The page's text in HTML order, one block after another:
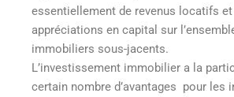
essentiellement de revenus locatifs et
appréciations en capital sur
immobiliers sous-jacents.
L’investissement immobilier a la
certain nombre d’avantages pour les